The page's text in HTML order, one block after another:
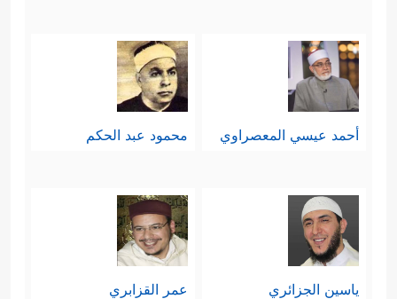
أحمد عيسي المعصراوي محمود عبد الحكم
ياسين الجزائري عمر القزابري